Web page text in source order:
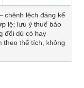
chênh lệch đáng kể
lệ; lưu ý thuế bảo
đổi dù có hay
theo thể tích, không